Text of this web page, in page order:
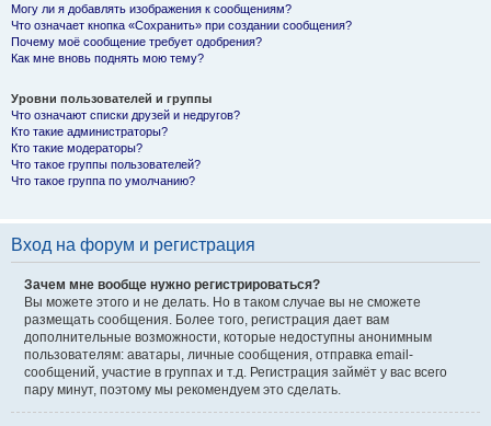
Могу ли я добавлять изображения к сообщениям?
Что означает кнопка «Сохранить» при создании сообщения?
Почему моё сообщение требует одобрения?
Как мне вновь поднять мою тему?
Уровни пользователей и группы
Что означают списки друзей и недругов?
Кто такие администраторы?
Кто такие модераторы?
Что такое группы пользователей?
Что такое группа по умолчанию?
Вход на форум и регистрация
Зачем мне вообще нужно регистрироваться?
Вы можете этого и не делать. Но в таком случае вы не сможете
размещать сообщения. Более того, регистрация дает вам
дополнительные возможности, которые недоступны анонимным
пользователям: аватары, личные сообщения, отправка email-
сообщений, участие в группах и т.д. Регистрация займёт у вас всего
пару минут, поэтому мы рекомендуем это сделать.